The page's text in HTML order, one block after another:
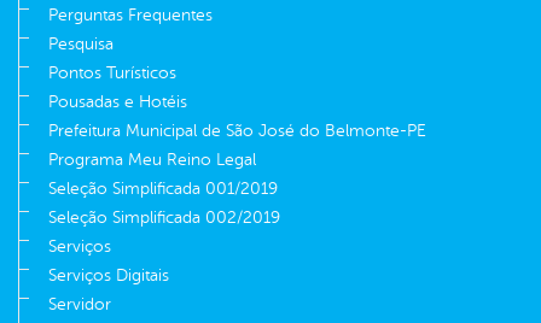
Perguntas Frequentes
Pesquisa
Pontos Turísticos
Pousadas e Hotéis
Prefeitura Municipal de São José do Belmonte-PE
Programa Meu Reino Legal
Seleção Simplificada 001/2019
Seleção Simplificada 002/2019
Serviços
Serviços Digitais
Servidor